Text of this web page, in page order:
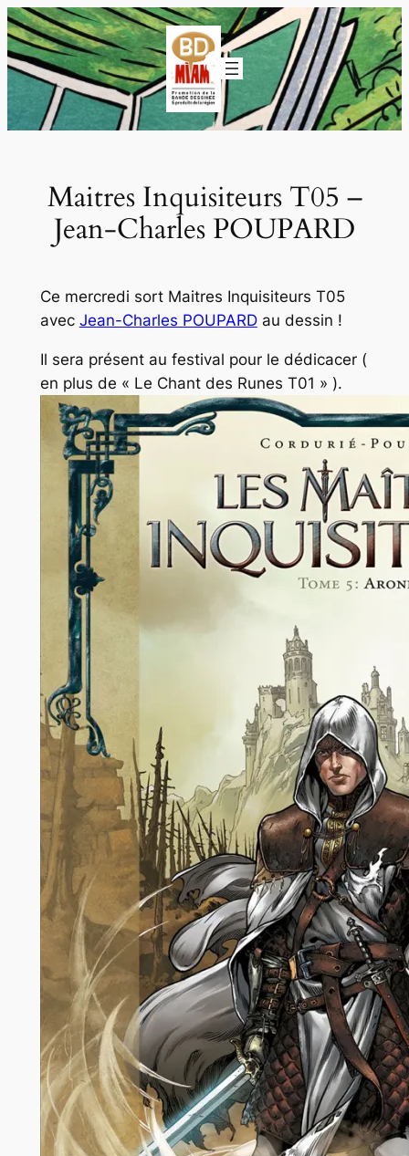
Aller
au
contenu
Maitres Inquisiteurs T05 –
Jean-Charles POUPARD
Ce mercredi sort Maitres Inquisiteurs T05
avec Jean-Charles POUPARDau dessin !
Il sera présent au festival pour le dédicacer (
en plus de « Le Chant des Runes T01 » ).